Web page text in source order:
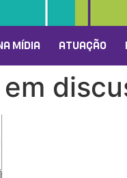
MÍDIA ATUAÇÃO